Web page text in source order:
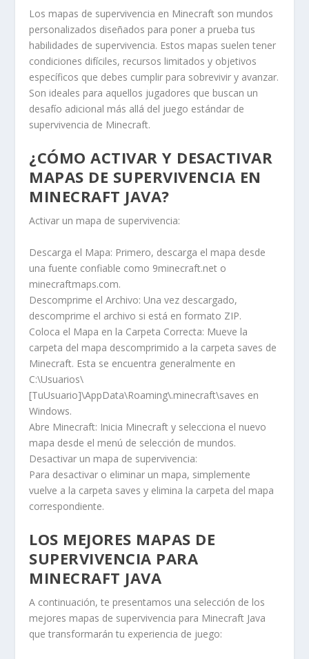
Los mapas de supervivencia en Minecraft son mundos
personalizados diseñados para poner a prueba tus
habilidades de supervivencia. Estos mapas suelen tener
condiciones difíciles, recursos limitados y objetivos
específicos que debes cumplir para sobrevivir y avanzar.
Son ideales para aquellos jugadores que buscan un
desafío adicional más allá del juego estándar de
supervivencia de Minecraft.
¿CÓMO ACTIVAR Y DESACTIVAR
MAPAS DE SUPERVIVENCIA EN
MINECRAFT JAVA?
Activar un mapa de supervivencia:
Descarga el Mapa: Primero, descarga el mapa desde
una fuente confiable como 9minecraft.net o
minecraftmaps.com.
Descomprime el Archivo: Una vez descargado,
descomprime el archivo si está en formato ZIP.
Coloca el Mapa en la Carpeta Correcta: Mueve la
carpeta del mapa descomprimido a la carpeta saves de
Minecraft. Esta se encuentra generalmente en
C:\Usuarios\
[TuUsuario]\AppData\Roaming\.minecraft\saves en
Windows.
Abre Minecraft: Inicia Minecraft y selecciona el nuevo
mapa desde el menú de selección de mundos.
Desactivar un mapa de supervivencia:
Para desactivar o eliminar un mapa, simplemente
vuelve a la carpeta saves y elimina la carpeta del mapa
correspondiente.
LOS MEJORES MAPAS DE
SUPERVIVENCIA PARA
MINECRAFT JAVA
A continuación, te presentamos una selección de los
mejores mapas de supervivencia para Minecraft Java
que transformarán tu experiencia de juego: